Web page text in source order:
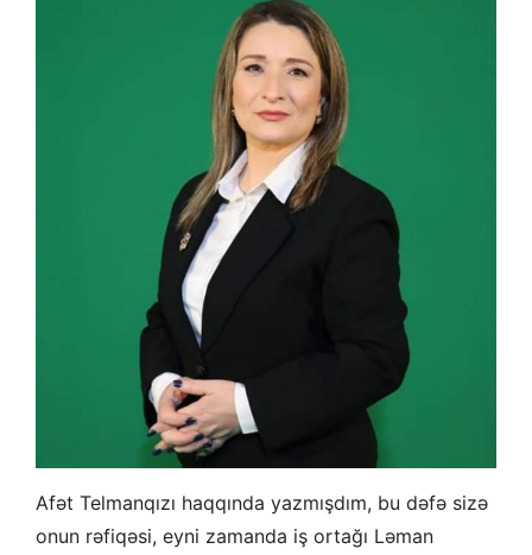
Afət Telmanqızı haqqında yazmışdım, bu dəfə sizə
onun rəfiqəsi, eyni zamanda iş ortağı Ləman